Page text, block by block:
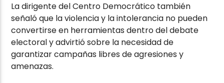
La dirigente del Centro Democrático también
señaló que la violencia y la intolerancia no pueden
convertirse en herramientas dentro del debate
electoral y advirtió sobre la necesidad de
garantizar campañas libres de agresiones y
amenazas.